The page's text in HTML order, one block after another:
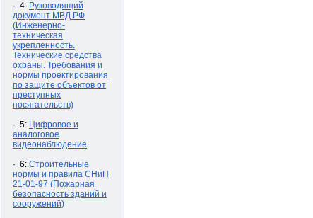
· 4: Руководящий
документ МВД РФ
(Инженерно-
техническая
укрепленность.
Технические средства
охраны. Требования и
нормы проектирования
по защите объектов от
преступных
посягательств)
· 5: Цифровое и
аналоговое
видеонаблюдение
· 6: Строительные
нормы и правила СНиП
21-01-97 (Пожарная
безопасность зданий и
сооружений)